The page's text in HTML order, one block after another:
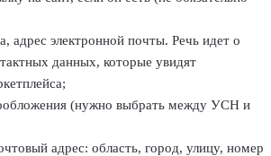
адрес электронной почты. Речь идет о
данных, которые увидят
(нужно выбрать между УСН и
адрес: область, город, улицу, номер